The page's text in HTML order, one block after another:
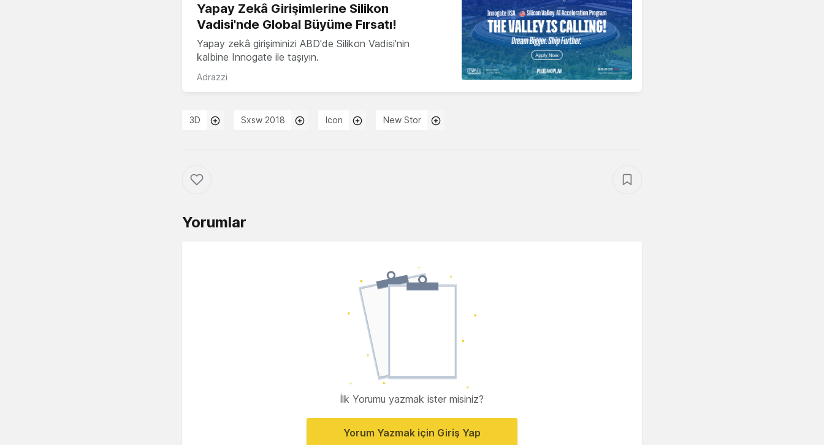
Yapay Zekâ Girişimlerine Silikon
Vadisi'nde Global Büyüme Fırsatı!
Yapay zekâ girişiminizi ABD'de Silikon Vadisi'nin
kalbine Innogate ile taşıyın.
Adrazzi
3D Sxsw 2018 Icon New Stor
Yorumlar
İlk Yorumu yazmak ister misiniz?
Yorum Yazmak için Giriş Yap